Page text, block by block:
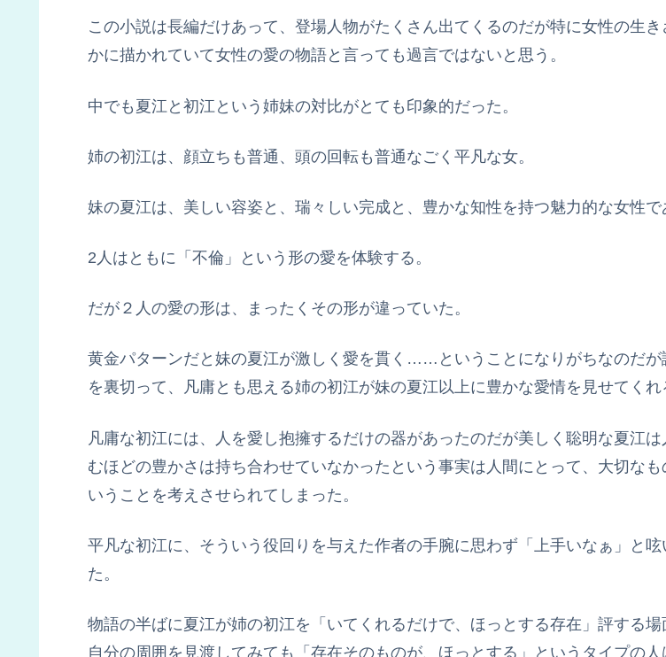
この小説は長編だけあって、登場人物がたくさん出てくるのだが特に女性の生き
かに描かれていて女性の愛の物語と言っても過言ではないと思う。
中でも夏江と初江という姉妹の対比がとても印象的だった。
姉の初江は、顔立ちも普通、頭の回転も普通なごく平凡な女。
妹の夏江は、美しい容姿と、瑞々しい完成と、豊かな知性を持つ魅力的な女性で
2人はともに「不倫」という形の愛を体験する。
だが２人の愛の形は、まったくその形が違っていた。
黄金パターンだと妹の夏江が激しく愛を貫く……ということになりがちなのだが
を裏切って、凡庸とも思える姉の初江が妹の夏江以上に豊かな愛情を見せてくれ
凡庸な初江には、人を愛し抱擁するだけの器があったのだが美しく聡明な夏江は
むほどの豊かさは持ち合わせていなかったという事実は人間にとって、大切なも
いうことを考えさせられてしまった。
平凡な初江に、そういう役回りを与えた作者の手腕に思わず「上手いなぁ」と呟
た。
物語の半ばに夏江が姉の初江を「いてくれるだけで、ほっとする存在」評する
自分の周囲を見渡してみても「存在そのものが、ほっとする」というタイプの人